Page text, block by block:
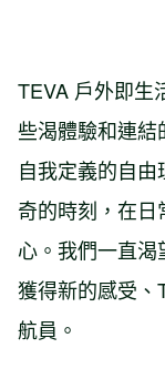
TEVA 戶外即生
些渴體驗和連
自我定義的自
奇的時刻，在
心。我們一直
獲得新的感受
航員。